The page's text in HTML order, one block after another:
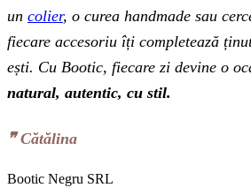
un colier, o curea handmade sau
fiecare accesoriu îți completează
ești. Cu Bootic, fiecare zi devine o
natural, autentic, cu stil.
❞‬ Cătălina
Bootic Negru SRL